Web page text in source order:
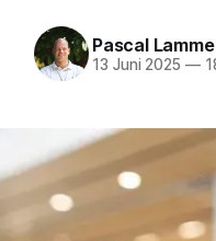
Pascal
13 Juni 2025 —